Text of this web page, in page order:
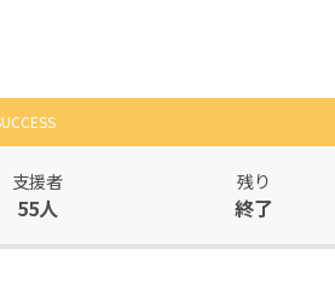
支援者
55人
残り
終了